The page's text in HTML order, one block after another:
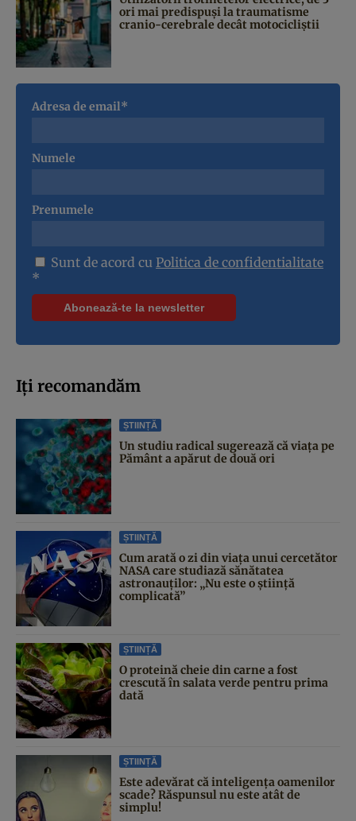
ori mai predispuși la traumatisme
cranio-cerebrale decât motocicliștii
Adresa de email*
Numele
Prenumele
Sunt de acord cu Politica de confidentialitate
*
Iți recomandăm
ȘTIINȚĂ
Un studiu radical sugerează că viața pe
Pământ a apărut de două ori
ȘTIINȚĂ
Cum arată o zi din viața unui cercetător
NASA care studiază sănătatea
astronauților: „Nu este o știință
complicată”
ȘTIINȚĂ
O proteină cheie din carne a fost
crescută în salata verde pentru prima
dată
ȘTIINȚĂ
Este adevărat că inteligența oamenilor
scade? Răspunsul nu este atât de
simplu!